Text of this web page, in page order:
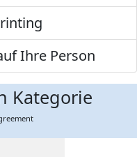
Ihre Person
Kategorie